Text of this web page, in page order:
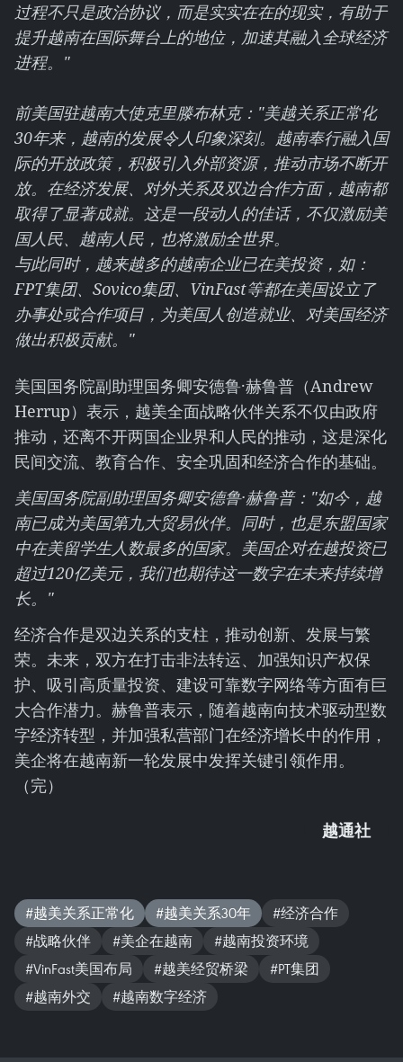
过程不只是政治协议，而是实实在在的现实，有助于
提升越南在国际舞台上的地位，加速其融入全球经济
进程。"
前美国驻越南大使克里滕布林克："美越关系正常化
30年来，越南的发展令人印象深刻。越南奉行融入国
际的开放政策，积极引入外部资源，推动市场不断开
放。在经济发展、对外关系及双边合作方面，越南都
取得了显著成就。这是一段动人的佳话，不仅激励美
国人民、越南人民，也将激励全世界。
与此同时，越来越多的越南企业已在美投资，如：
FPT集团、Sovico集团、VinFast等都在美国设立了
办事处或合作项目，为美国人创造就业、对美国经济
做出积极贡献。"
美国国务院副助理国务卿安德鲁·赫鲁普（Andrew
Herrup）表示，越美全面战略伙伴关系不仅由政府
推动，还离不开两国企业界和人民的推动，这是深化
民间交流、教育合作、安全巩固和经济合作的基础。
美国国务院副助理国务卿安德鲁·赫鲁普："如今，越
南已成为美国第九大贸易伙伴。同时，也是东盟国家
中在美留学生人数最多的国家。美国企对在越投资已
超过120亿美元，我们也期待这一数字在未来持续增
长。"
经济合作是双边关系的支柱，推动创新、发展与繁
荣。未来，双方在打击非法转运、加强知识产权保
护、吸引高质量投资、建设可靠数字网络等方面有巨
大合作潜力。赫鲁普表示，随着越南向技术驱动型数
字经济转型，并加强私营部门在经济增长中的作用，
美企将在越南新一轮发展中发挥关键引领作用。
（完）
越通社
#越美关系正常化 #越美关系30年
#经济合作
#战略伙伴
#美企在越南
#越南投资环境
#VinFast美国布局
#越美经贸桥梁
#PT集团
#越南外交
#越南数字经济